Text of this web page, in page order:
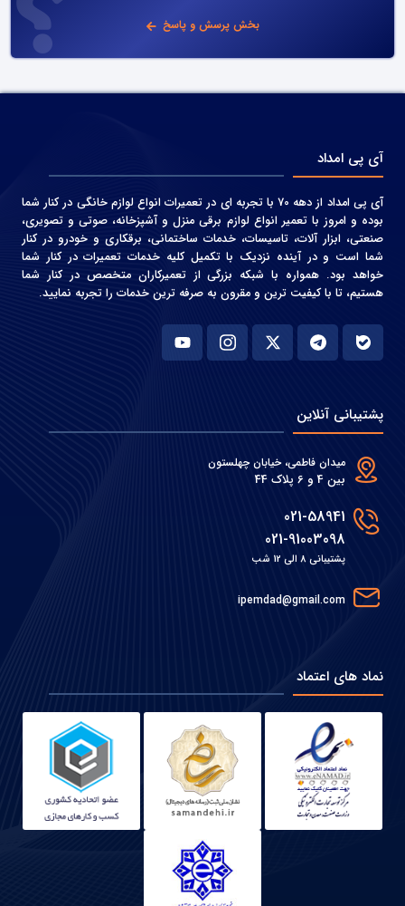
بخش پرسش و پاسخ
آی پی امداد
آی پی امداد از دهه 70 با تجربه ای در تعمیرات انواع لوازم خانگی در کنار شما
بوده و امروز با تعمیر انواع لوازم برقی منزل و آشپزخانه، صوتی و‌ تصویری،
صنعتی، ابزار آلات، تاسیسات، خدمات ساختمانی، برقکاری و خودرو در کنار
شما است و در آینده نزدیک با تکمیل کلیه خدمات تعمیرات در کنار شما
خواهد بود. همواره با شبکه بزرگی از تعمیرکاران متخصص در کنار شما
هستیم، تا با کیفیت ترین و مقرون به صرفه ترین خدمات را تجربه نمایید.
پشتیبانی آنلاین
میدان فاطمی، خیابان چهلستون
بین 4 و 6 پلاک 44
021-58941
021-91003098
پشتیبانی 8 الی 12 شب
ipemdad@gmail.com
نماد های اعتماد